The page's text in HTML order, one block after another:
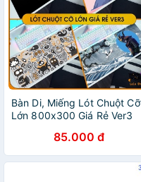
Bàn Di, Miếng Lót Chuột Cỡ
Lớn 800x300 Giá Rẻ Ver3
85.000 đ